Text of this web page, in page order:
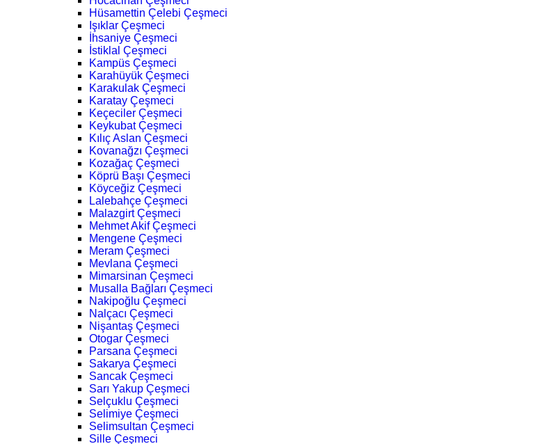
Hüsamettin Çelebi Çeşmeci
Işıklar Çeşmeci
İhsaniye Çeşmeci
İstiklal Çeşmeci
Kampüs Çeşmeci
Karahüyük Çeşmeci
Karakulak Çeşmeci
Karatay Çeşmeci
Keçeciler Çeşmeci
Keykubat Çeşmeci
Kılıç Aslan Çeşmeci
Kovanağzı Çeşmeci
Kozağaç Çeşmeci
Köprü Başı Çeşmeci
Köyceğiz Çeşmeci
Lalebahçe Çeşmeci
Malazgirt Çeşmeci
Mehmet Akif Çeşmeci
Mengene Çeşmeci
Meram Çeşmeci
Mevlana Çeşmeci
Mimarsinan Çeşmeci
Musalla Bağları Çeşmeci
Nakipoğlu Çeşmeci
Nalçacı Çeşmeci
Nişantaş Çeşmeci
Otogar Çeşmeci
Parsana Çeşmeci
Sakarya Çeşmeci
Sancak Çeşmeci
Sarı Yakup Çeşmeci
Selçuklu Çeşmeci
Selimiye Çeşmeci
Selimsultan Çeşmeci
Sille Çeşmeci